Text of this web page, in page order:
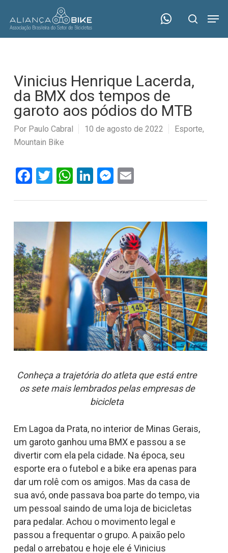
main
search
Vinicius Henrique Lacerda,
da BMX dos tempos de
garoto aos pódios do MTB
Por Paulo Cabral 10 de agosto de 2022 Esporte,
Mountain Bike
Facebook
Twitter
WhatsApp
LinkedIn
Messenger
Email
Conheça a trajetória do atleta que está entre
os sete mais lembrados pelas empresas de
bicicleta
Em Lagoa da Prata, no interior de Minas Gerais,
um garoto ganhou uma BMX e passou a se
divertir com ela pela cidade. Na época, seu
esporte era o futebol e a bike era apenas para
dar um rolê com os amigos. Mas da casa de
sua avó, onde passava boa parte do tempo, via
um pessoal saindo de uma loja de bicicletas
para pedalar. Achou o movimento legal e
passou a frequentar o grupo. A paixão pelo
pedal o arrebatou e hoje ele é Vinicius